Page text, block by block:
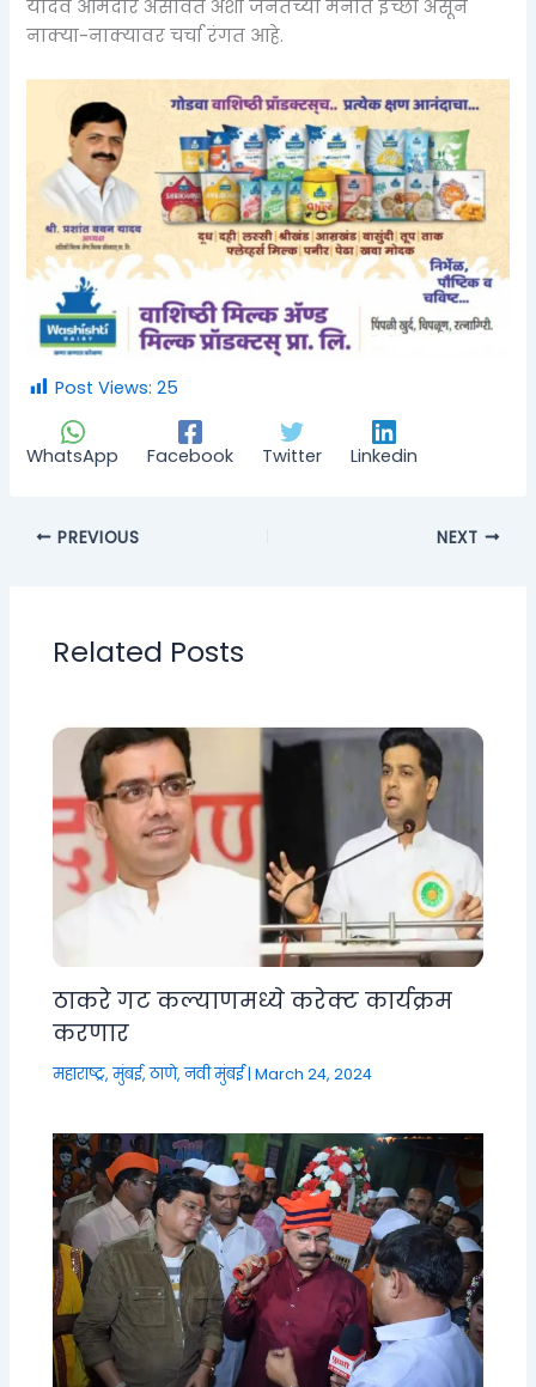
यादव आमदार असावेत अशी जनतेच्या मनात इच्छा असून
नाक्या-नाक्यावर चर्चा रंगत आहे.
Post Views: 25
WhatsApp Facebook Twitter Linkedin
PREVIOUS NEXT
Related Posts
ठाकरे गट कल्याणमध्ये करेक्ट कार्यक्रम
करणार
महाराष्ट्र,मुंबई, ठाणे, नवी मुंबई|March 24, 2024